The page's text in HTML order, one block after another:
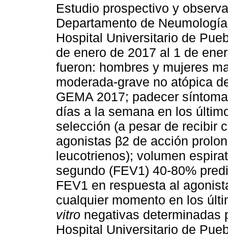
Estudio prospectivo y
Departamento de
Hospital Universitario de
de enero de 2017 al 1 de
fueron: hombres y mujeres
moderada-grave no atópica
GEMA 2017; padecer
días a la semana en los
selección (a pesar de recibir
agonistas β2 de acción
leucotrienos); volumen
segundo (FEV1) 40-80%
FEV1 en respuesta al
cualquier momento en los
vitro negativas determinadas
Hospital Universitario de